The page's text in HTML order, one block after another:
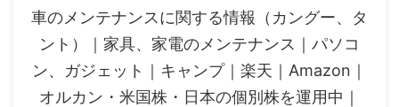
車のメンテナンスに関する情報（カングー、タ
ント）｜家具、家電のメンテナンス｜パソコ
ン、ガジェット｜キャンプ｜楽天｜Amazon｜
オルカン・米国株・日本の個別株を運用中｜